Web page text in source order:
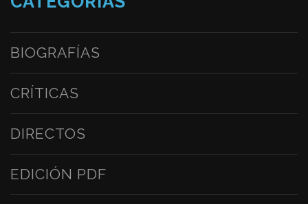
BIOGRAFÍAS
CRÍTICAS
DIRECTOS
EDICIÓN PDF